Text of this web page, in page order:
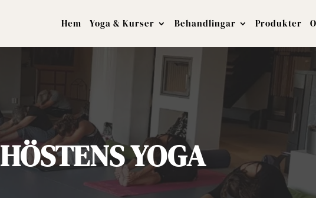
Hem Yoga & Kurser Behandlingar Produkter
HÖSTENS YOGA